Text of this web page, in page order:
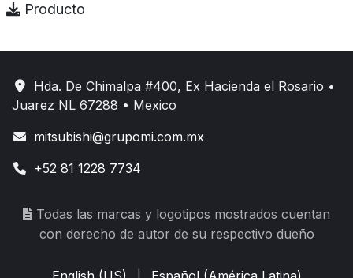
Producto
Hda. De Chimalpa #400, Ex Hacienda el Rosario •
Juarez NL 67288 • Mexico
mitsubishi@grupomi.com.mx
+52 81 1228 7734
Todas las marcas y logotipos mostrados cuentan
con derecho de autor de su respectivo dueño